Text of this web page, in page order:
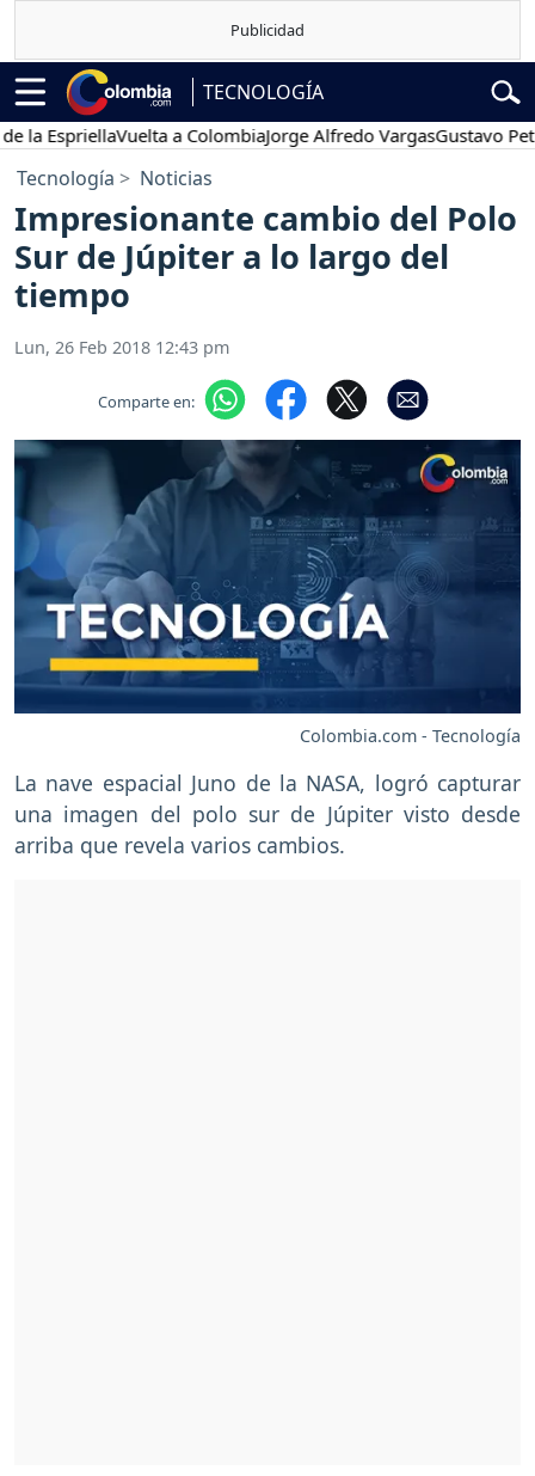
TECNOLOGÍA
Vuelta a ColombiaJorge Alfredo VargasGustavo Petro
Tecnología Noticias
Impresionante cambio del Polo
Sur de Júpiter a lo largo del
tiempo
Lun, 26 Feb 2018 12:43 pm
Comparte en:
Colombia.com - Tecnología
La nave espacial Juno de la NASA, logró capturar
una imagen del polo sur de Júpiter visto desde
arriba que revela varios cambios.